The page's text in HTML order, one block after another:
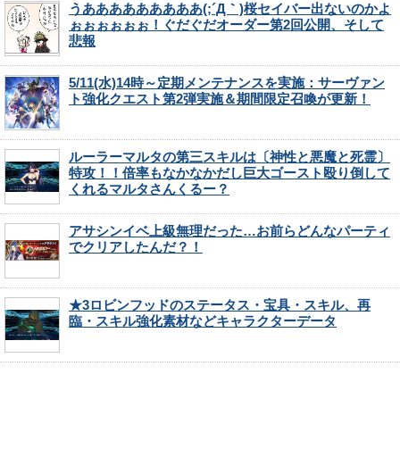
うあああああああああ(;´Д｀)桜セイバー出ないのかよ
ぉぉぉぉぉぉ！ぐだぐだオーダー第2回公開、そして
悲報
5/11(水)14時～定期メンテナンスを実施：サーヴァン
ト強化クエスト第2弾実施＆期間限定召喚が更新！
ルーラーマルタの第三スキルは〔神性と悪魔と死霊〕
特攻！！倍率もなかなかだし巨大ゴースト殴り倒して
くれるマルタさんくるー？
アサシンイベ上級無理だった…お前らどんなパーティ
でクリアしたんだ？！
★3ロビンフッドのステータス・宝具・スキル、再
臨・スキル強化素材などキャラクターデータ